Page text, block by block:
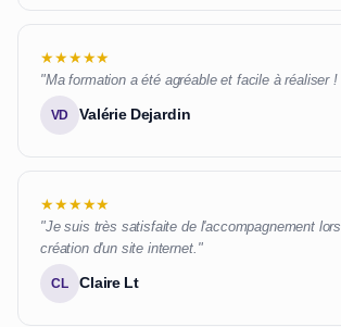
★★★★★
"Ma formation a été agréable et facile à réaliser
VD Valérie Dejardin
★★★★★
"Je suis très satisfaite de l'accompagnement
création d'un site internet."
CL Claire Lt